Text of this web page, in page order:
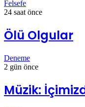
Felsefe
24 saat önce
Ölü Olgular
Deneme
2 gün önce
Müzik: